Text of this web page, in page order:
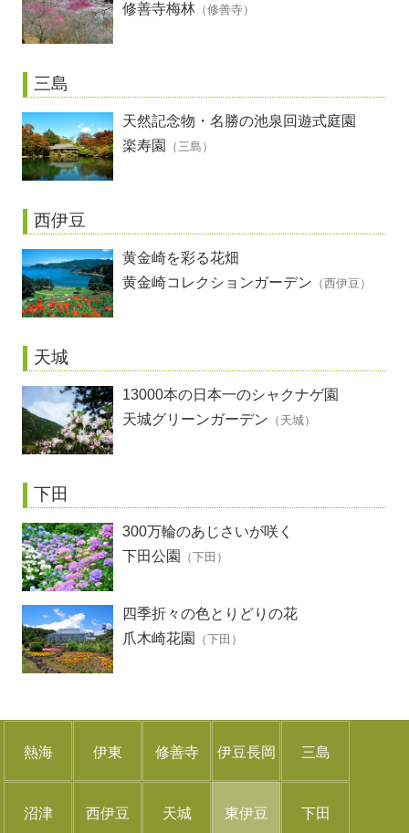
修善寺梅林 （修善寺）
三島
天然記念物・名勝の池泉回遊式庭園
楽寿園
（三島）
西伊豆
黄金崎を彩る花畑
黄金崎コレクションガーデン （西伊豆）
天城
13000本の日本一のシャクナゲ園
天城グリーンガーデン （天城）
下田
300万輪のあじさいが咲く
下田公園
（下田）
四季折々の色とりどりの花
爪木崎花園
（下田）
熱海 伊東 修善寺 伊豆長岡 三島
沼津 西伊豆 天城 東伊豆 下田